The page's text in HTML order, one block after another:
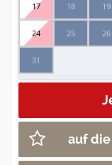
17 18 19
24 25 26
31
auf